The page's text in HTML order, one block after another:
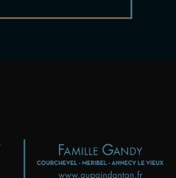
- Pâtisseries
Pain d'Antan"